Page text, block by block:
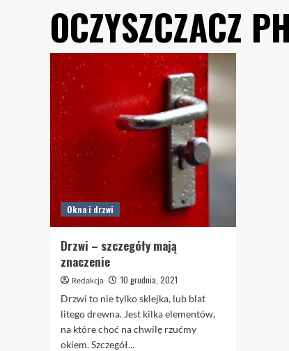
OCZYSZCZACZ
Okna i drzwi
Drzwi – szczegóły mają
znaczenie
Redakcja
10 grudnia, 2021
Drzwi to nie tylko sklejka, lub blat
litego drewna. Jest kilka elementów,
na które choć na chwilę rzućmy
okiem. Szczegół...